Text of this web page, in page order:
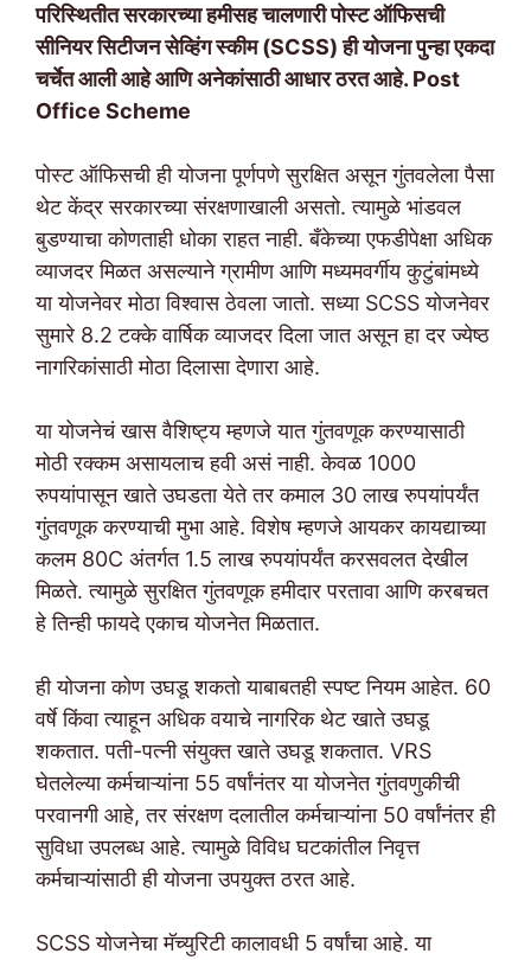
परिस्थितीत सरकारच्या हमीसह चालणारी पोस्ट ऑफिसची
सीनियर सिटीजन सेव्हिंग स्कीम (SCSS) ही योजना पुन्हा एकदा
चर्चेत आली आहे आणि अनेकांसाठी आधार ठरत आहे. Post
Office Scheme
पोस्ट ऑफिसची ही योजना पूर्णपणे सुरक्षित असून गुंतवलेला पैसा
थेट केंद्र सरकारच्या संरक्षणाखाली असतो. त्यामुळे भांडवल
बुडण्याचा कोणताही धोका राहत नाही. बँकेच्या एफडीपेक्षा अधिक
व्याजदर मिळत असल्याने ग्रामीण आणि मध्यमवर्गीय कुटुंबांमध्ये
या योजनेवर मोठा विश्वास ठेवला जातो. सध्या SCSS योजनेवर
सुमारे 8.2 टक्के वार्षिक व्याजदर दिला जात असून हा दर ज्येष्ठ
नागरिकांसाठी मोठा दिलासा देणारा आहे.
या योजनेचं खास वैशिष्ट्य म्हणजे यात गुंतवणूक करण्यासाठी
मोठी रक्कम असायलाच हवी असं नाही. केवळ 1000
रुपयांपासून खाते उघडता येते तर कमाल 30 लाख रुपयांपर्यंत
गुंतवणूक करण्याची मुभा आहे. विशेष म्हणजे आयकर कायद्याच्या
कलम 80C अंतर्गत 1.5 लाख रुपयांपर्यंत करसवलत देखील
मिळते. त्यामुळे सुरक्षित गुंतवणूक हमीदार परतावा आणि करबचत
हे तिन्ही फायदे एकाच योजनेत मिळतात.
ही योजना कोण उघडू शकतो याबाबतही स्पष्ट नियम आहेत. 60
वर्षे किंवा त्याहून अधिक वयाचे नागरिक थेट खाते उघडू
शकतात. पती-पत्नी संयुक्त खाते उघडू शकतात. VRS
घेतलेल्या कर्मचाऱ्यांना 55 वर्षांनंतर या योजनेत गुंतवणुकीची
परवानगी आहे, तर संरक्षण दलातील कर्मचाऱ्यांना 50 वर्षांनंतर ही
सुविधा उपलब्ध आहे. त्यामुळे विविध घटकांतील निवृत्त
कर्मचाऱ्यांसाठी ही योजना उपयुक्त ठरत आहे.
SCSS योजनेचा मॅच्युरिटी कालावधी 5 वर्षांचा आहे. या